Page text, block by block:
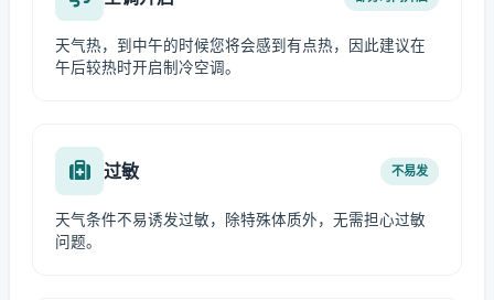
天气热，到中午的时候您将会感到有点热，因此建议在
午后较热时开启制冷空调。
过敏 不易发
天气条件不易诱发过敏，除特殊体质外，无需担心过敏
问题。